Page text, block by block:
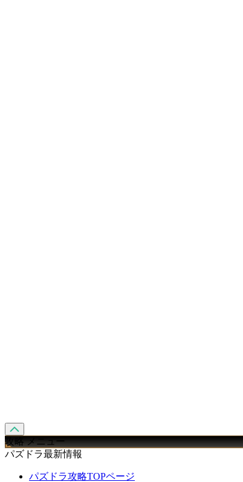
攻略 メニュー
パズドラ最新情報
パズドラ攻略TOPページ